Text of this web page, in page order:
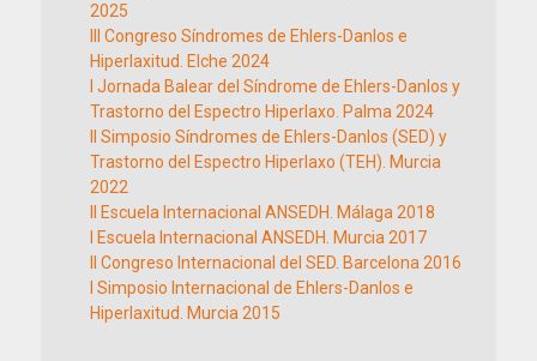
2025
III Congreso Síndromes de Ehlers-Danlos e
Hiperlaxitud. Elche 2024
I Jornada Balear del Síndrome de Ehlers-Danlos y
Trastorno del Espectro Hiperlaxo. Palma 2024
II Simposio Síndromes de Ehlers-Danlos (SED) y
Trastorno del Espectro Hiperlaxo (TEH). Murcia
2022
II Escuela Internacional ANSEDH. Málaga 2018
I Escuela Internacional ANSEDH. Murcia 2017
II Congreso Internacional del SED. Barcelona 2016
I Simposio Internacional de Ehlers-Danlos e
Hiperlaxitud. Murcia 2015